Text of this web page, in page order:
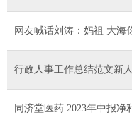
网友喊话刘涛：妈祖 大海
行政人事工作总结范文新
同济堂医药:2023年中报净